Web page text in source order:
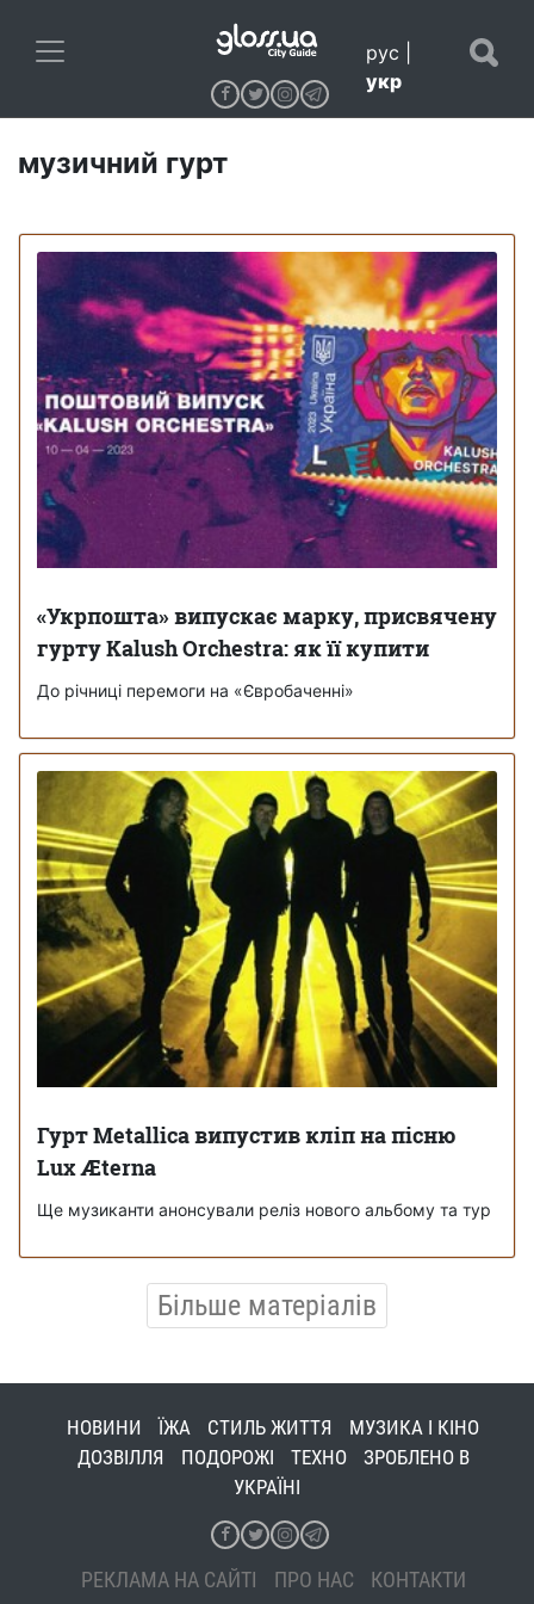
рус
укр
музичний гурт
«Укрпошта» випускає марку, присвячену
гурту Kalush Orchestra: як її купити
До річниці перемоги на «Євробаченні»
Гурт Metallica випустив кліп на пісню
Lux Æterna
Ще музиканти анонсували реліз нового альбому та тур
Більше матеріалів
НОВИНИ ЇЖА СТИЛЬ ЖИТТЯ
МУЗИКА І КІНО
ДОЗВІЛЛЯ
ПОДОРОЖІ ТЕХНО
ЗРОБЛЕНО В
УКРАЇНІ
РЕКЛАМА НА САЙТІ ПРО НАС
КОНТАКТИ